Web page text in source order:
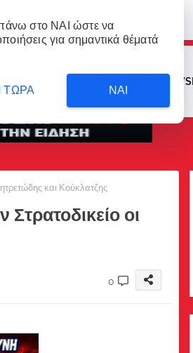
ΜΕΤΑΦΡΑΣΕΙΣ
και Κούκλατζης
οι
0
στο ΝΑΙ ώστε να
για σημαντικά θέματά
ΝΑΙ
ΤΩΡΑ